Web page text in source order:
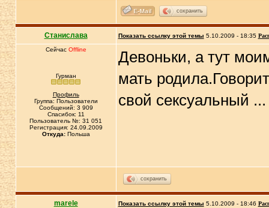
сохранить
Станислава Показать ссылку этой темы 5.10.2009 - 18:35
Сейчас Offline
Гурман
Профиль
Группа: Пользователи
Сообщений: 3 909
Спасибок: 11
Пользователь №: 31 051
Регистрация: 24.09.2009
Откуда:Польша
Девоньки, а тут
мать
свой сексуальный
сохранить
marele Показать ссылку этой темы 5.10.2009 - 18:46